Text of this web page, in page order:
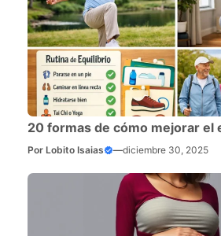
20 formas de cómo mejorar el
Por Lobito Isaias —diciembre 30, 2025